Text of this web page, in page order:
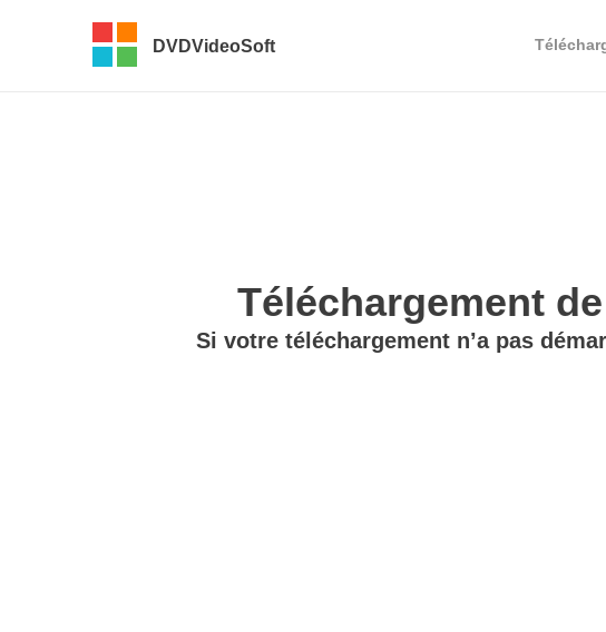
DVDVideoSoft
Téléchargement
Si votre téléchargement n’a pas